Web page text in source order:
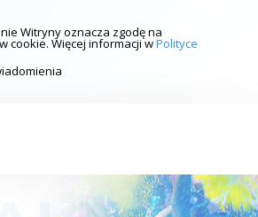
Witryny oznacza zgodę na
cookie. Więcej informacji wPolityce